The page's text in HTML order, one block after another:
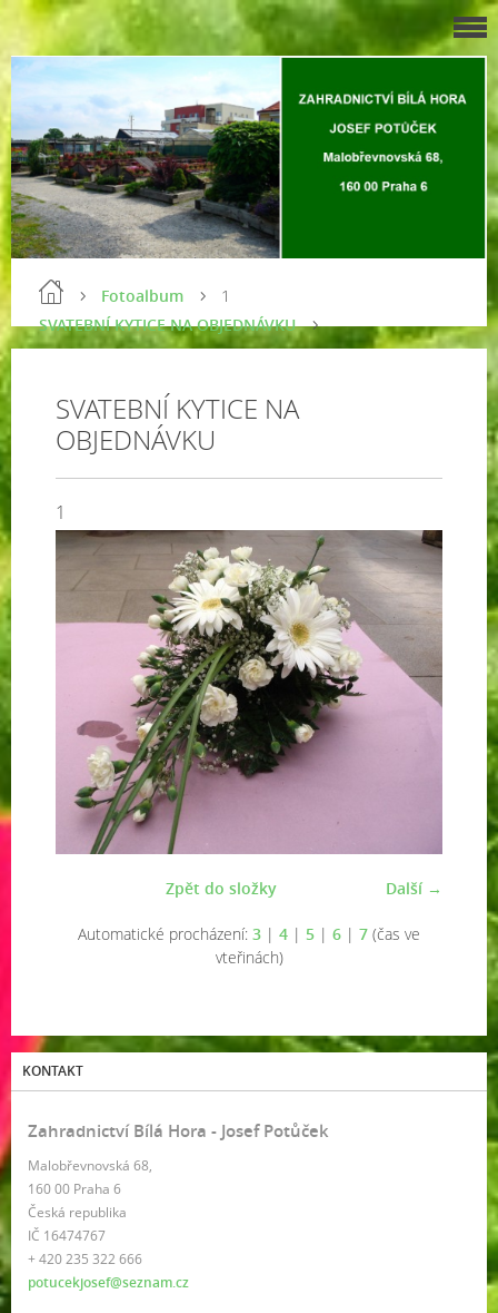
Fotoalbum
SVATEBNÍ KYTICE NA OBJEDNÁVKU
1
SVATEBNÍ KYTICE NA
OBJEDNÁVKU
1
Další →
Zpět do složky
Automatické procházení: 3 | 4 | 5 | 6 | 7 (čas ve
vteřinách)
KONTAKT
Zahradnictví Bílá Hora - Josef Potůček
Malobřevnovská 68,
160 00 Praha 6
Česká republika
IČ 16474767
+ 420 235 322 666
potucekjosef@seznam.cz